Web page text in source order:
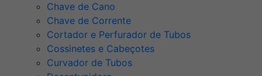
Chave de Cano
Chave de Corrente
Cortador e Perfurador de Tubos
Cossinetes e Cabeçotes
Curvador de Tubos